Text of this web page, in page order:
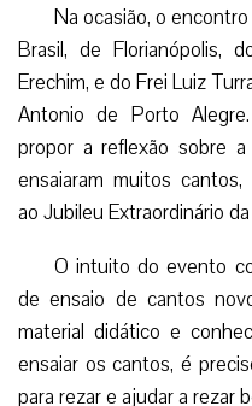
Na ocasião, o
Brasil, de Florianópolis,
Erechim, e do Frei Luiz
Antonio de Porto
propor a reflexão sobre
ensaiaram muitos
ao Jubileu Extraordinário
O intuito do evento
de ensaio de cantos
material didático e
ensaiar os cantos, é
para rezar e ajudar a rezar